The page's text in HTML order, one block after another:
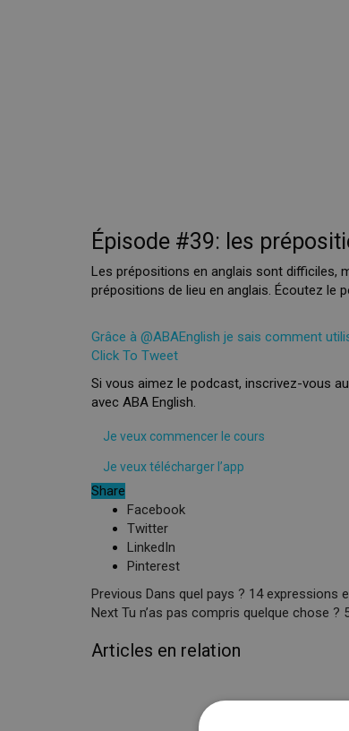
Épisode #39: les
Les prépositions en anglais sont difficiles,
prépositions de lieu en anglais. Écoutez le
Grâce à @ABAEnglish je sais comment
Click To Tweet
Si vous aimez le podcast, inscrivez-vous
avec ABA English.
Je veux commencer le cours
Je veux télécharger l’app
Share
Facebook
Twitter
LinkedIn
Pinterest
Previous Dans quel pays ? 14 expressions
Next Tu n’as pas compris quelque chose ?
Articles en relation